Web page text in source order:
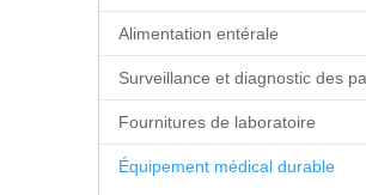
Alimentation entérale
Fournitures de laboratoire
Équipement médical durable